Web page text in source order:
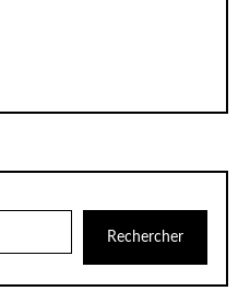
Rechercher